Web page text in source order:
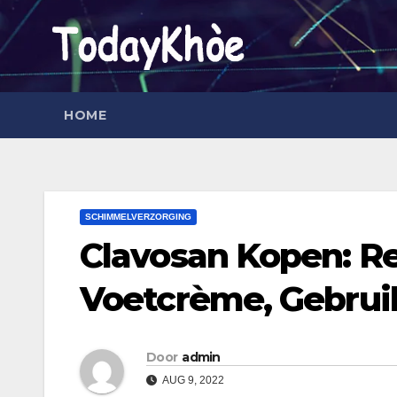
Ga
naar
inhoud
HOME
SCHIMMELVERZORGING
Clavosan Kopen:
Voetcrème,
Door admin
AUG 9, 2022